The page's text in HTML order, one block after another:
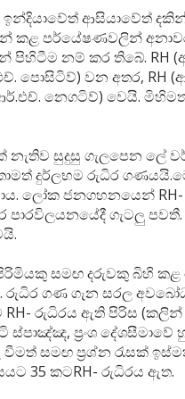
ඉන්දියාවේත් ආසියාවේත්
කළ පර්යේෂණවලින්
පිහිටීම නම් කර තිබේ. RH
පොසිටිව්) වන අතර, RH
නෙගටිව්) වෙයි.
නැතිව සුදුසු ගැලපෙන ලේ
දුර්ලභම රුධිර
ලෝක ජනගහනයෙන්
ගැටලු පවතී.
සමඟ දරුවකු බිහි
රුධිර ගණ ගැන සරල
රුධිරය ඇති පිරිස
ප්‍රංශ දේශසීමාවේ
සමඟ ප්‍රශ්න රැසක්
35 කටRH- රුධිරය ඇත.